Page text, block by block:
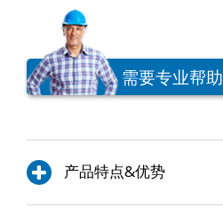
需要专业帮助
产品特点&优势